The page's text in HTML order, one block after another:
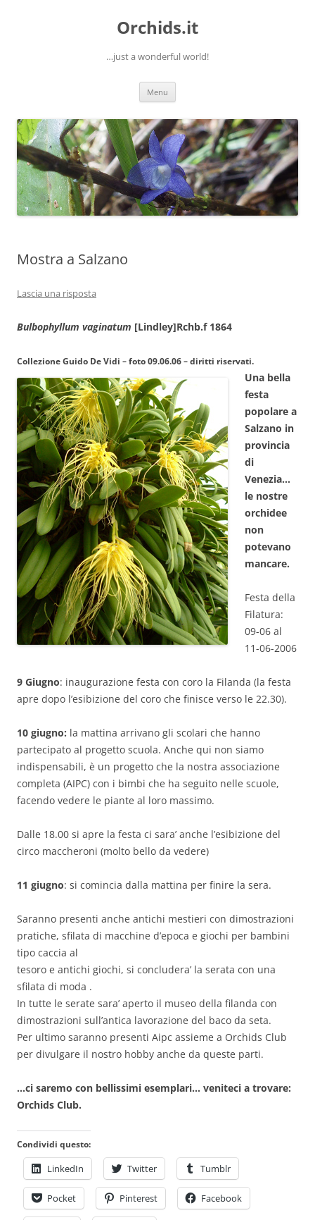
Orchids.it
…just a wonderful world!
Menu
Mostra a Salzano
Lascia una risposta
Bulbophyllum vaginatum [Lindley]Rchb.f 1864
Collezione Guido De Vidi – foto 09.06.06 – diritti riservati.
Una bella
festa
popolare a
Salzano in
provincia
di
Venezia…
le nostre
orchidee
non
potevano
mancare.
Festa della
Filatura:
09-06 al
11-06-2006
9 Giugno: inaugurazione festa con coro la Filanda (la festa
apre dopo l’esibizione del coro che finisce verso le 22.30).
10 giugno: la mattina arrivano gli scolari che hanno
partecipato al progetto scuola. Anche qui non siamo
indispensabili, è un progetto che la nostra associazione
completa (AIPC) con i bimbi che ha seguito nelle scuole,
facendo vedere le piante al loro massimo.
Dalle 18.00 si apre la festa ci sara’ anche l’esibizione del
circo maccheroni (molto bello da vedere)
11 giugno: si comincia dalla mattina per finire la sera.
Saranno presenti anche antichi mestieri con dimostrazioni
pratiche, sfilata di macchine d’epoca e giochi per bambini
tipo caccia al
tesoro e antichi giochi, si concludera’ la serata con una
sfilata di moda .
In tutte le serate sara’ aperto il museo della filanda con
dimostrazioni sull’antica lavorazione del baco da seta.
Per ultimo saranno presenti Aipc assieme a Orchids Club
per divulgare il nostro hobby anche da queste parti.
…ci saremo con bellissimi esemplari… veniteci a trovare:
Orchids Club.
Condividi questo:
LinkedIn Twitter Tumblr
Pocket Pinterest Facebook